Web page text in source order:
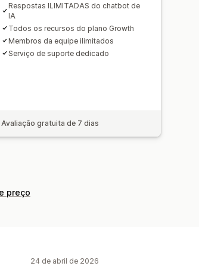
Respostas ILIMITADAS do chatbot de
IA
Todos os recursos do plano Growth
Membros da equipe ilimitados
Serviço de suporte dedicado
Avaliação gratuita de 7 dias
preço
24 de abril de 2026